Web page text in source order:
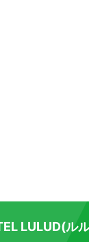
LULUD(ル